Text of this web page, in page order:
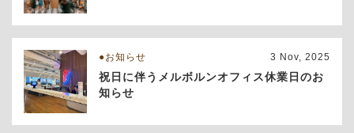
お知らせ 3 Nov, 2025
祝日に伴うメルボルンオフィス休業日のお
知らせ